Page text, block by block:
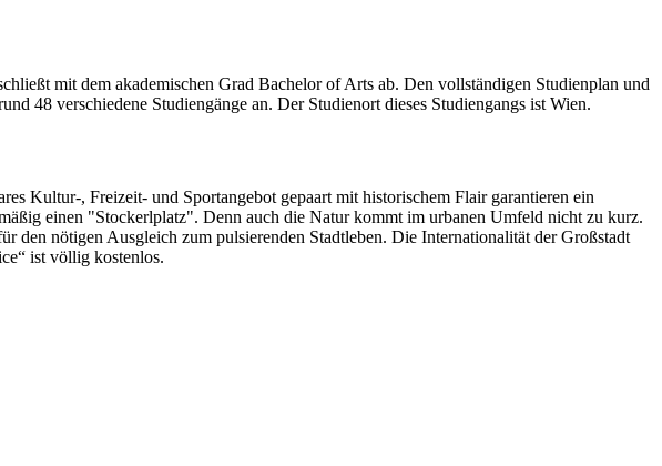
mit dem akademischen Grad Bachelor of Arts ab. Den vollständigen Studienplan und
48 verschiedene Studiengänge an. Der Studienort dieses Studiengangs ist Wien.
Kultur-, Freizeit- und Sportangebot gepaart mit historischem Flair garantieren ein
einen "Stockerlplatz". Denn auch die Natur kommt im urbanen Umfeld nicht zu kurz.
den nötigen Ausgleich zum pulsierenden Stadtleben. Die Internationalität der Großstadt
ist völlig kostenlos.